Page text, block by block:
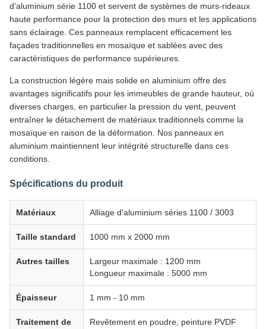
d'aluminium série 1100 et servent de systèmes de murs-rideaux
haute performance pour la protection des murs et les applications
sans éclairage. Ces panneaux remplacent efficacement les
façades traditionnelles en mosaïque et sablées avec des
caractéristiques de performance supérieures.
La construction légère mais solide en aluminium offre des
avantages significatifs pour les immeubles de grande hauteur, où
diverses charges, en particulier la pression du vent, peuvent
entraîner le détachement de matériaux traditionnels comme la
mosaïque en raison de la déformation. Nos panneaux en
aluminium maintiennent leur intégrité structurelle dans ces
conditions.
Spécifications du produit
Matériaux Alliage d'aluminium séries 1100 / 3003
Taille standard 1000 mm x 2000 mm
Autres tailles
Largeur maximale : 1200 mm
Longueur maximale : 5000 mm
Épaisseur 1 mm - 10 mm
Traitement de
Revêtement en poudre, peinture PVDF